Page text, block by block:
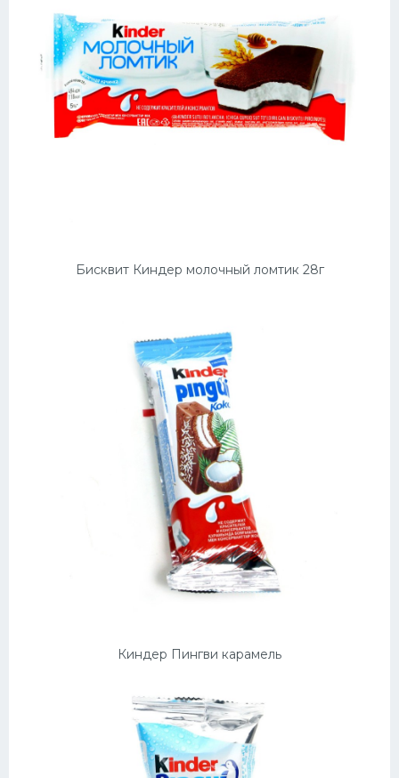
Бисквит Киндер молочный ломтик 28г
Киндер Пингви карамель